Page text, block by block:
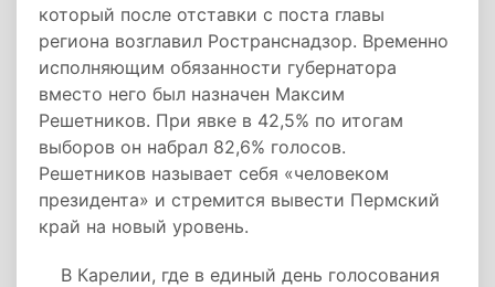
который после отставки с поста главы
региона возглавил Ространснадзор. Временно
исполняющим обязанности губернатора
вместо него был назначен Максим
Решетников. При явке в 42,5% по итогам
выборов он набрал 82,6% голосов.
Решетников называет себя «человеком
президента» и стремится вывести Пермский
край на новый уровень.
В Карелии, где в единый день голосования